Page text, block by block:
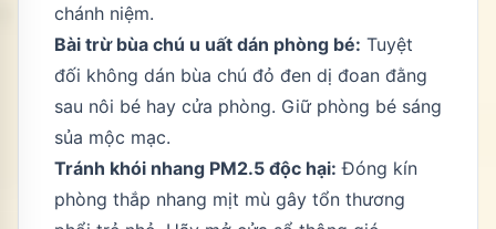
chánh niệm.
Bài trừ bùa chú u uất dán phòng bé: Tuyệt
đối không dán bùa chú đỏ đen dị đoan đằng
sau nôi bé hay cửa phòng. Giữ phòng bé sáng
sủa mộc mạc.
Tránh khói nhang PM2.5 độc hại: Đóng kín
phòng thắp nhang mịt mù gây tổn thương